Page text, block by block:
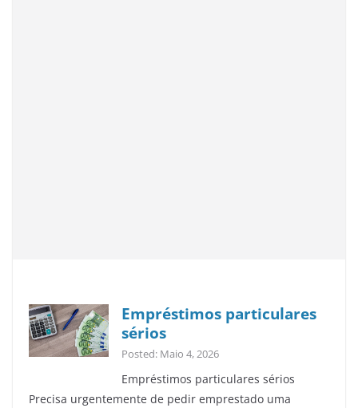
Empréstimos particulares
sérios
Posted: Maio 4, 2026
Empréstimos particulares sérios
Precisa urgentemente de pedir emprestado uma